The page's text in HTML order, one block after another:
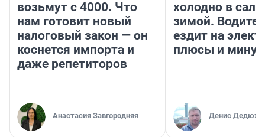
возьмут с 4000. Что
нам готовит новый
налоговый закон — он
коснется импорта и
даже репетиторов
Анастасия Завгородняя
холодно в
зимой.
ездит на
плюсы и
Денис